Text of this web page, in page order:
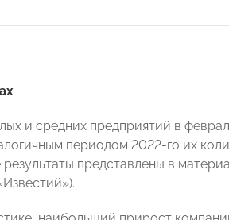
и средних предприятий в
периодом 2022-го их
результаты представлены в